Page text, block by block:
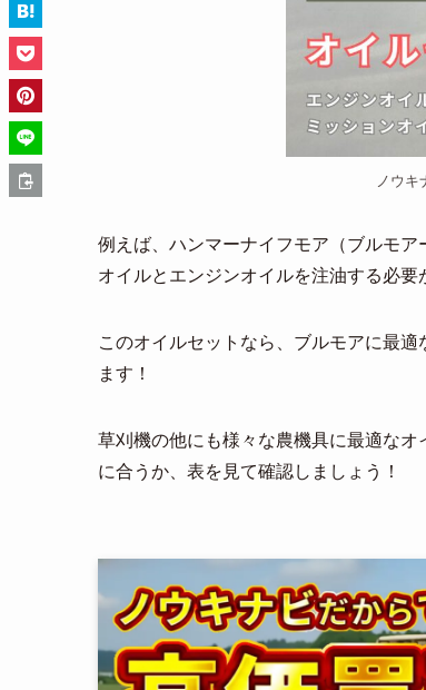
ノウキ
例えば、ハンマーナイフモア（ブルモ
オイルとエンジンオイルを注油する必要
このオイルセットなら、ブルモアに最
ます！
草刈機の他にも様々な農機具に最適な
に合うか、表を見て確認しましょう！